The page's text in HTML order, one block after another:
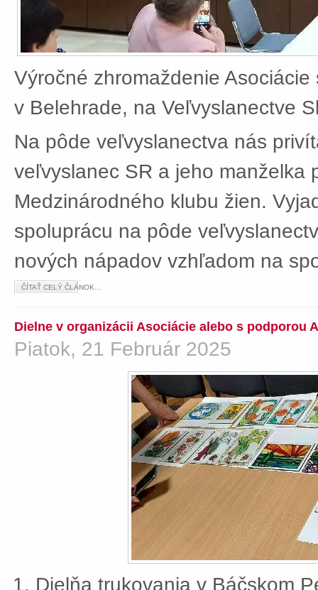
Výročné zhromaždenie
v Belehrade, na Veľvyslanectve
Na pôde veľvyslanectva nás
veľvyslanec SR a jeho manželka
Medzinárodného klubu žien.
spoluprácu na pôde
nových nápadov vzhľadom na
ČÍTAŤ CELÝ ČLÁNOK...
Dielne v organizácii Asociácie alebo s podporou
Piatok, 21 Február 2025
Dielňa trukovania v Báčskom